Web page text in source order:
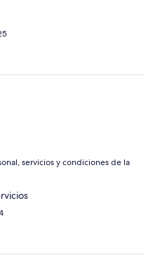
servicios y condiciones de la